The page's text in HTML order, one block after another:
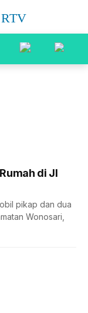
di Jl
pikap dan dua
Wonosari,